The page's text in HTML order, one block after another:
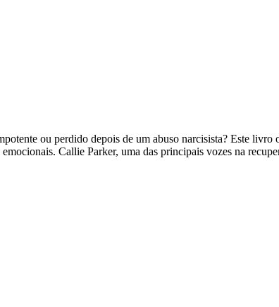
ou perdido depois de um abuso narcisista? Este
Callie Parker, uma das principais vozes na